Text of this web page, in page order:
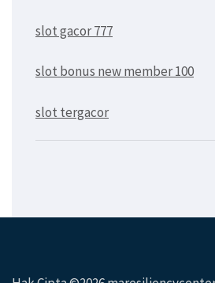
slot gacor 777
slot bonus new member 100
slot tergacor